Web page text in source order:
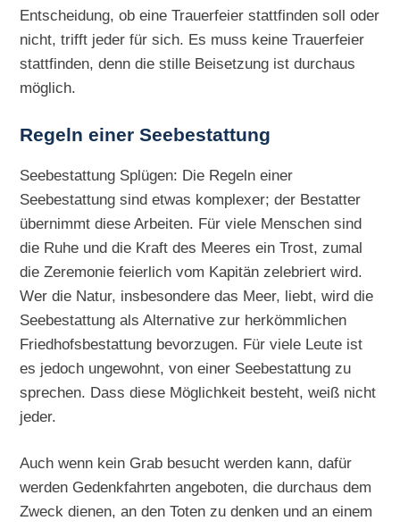
Entscheidung, ob eine Trauerfeier stattfinden soll oder
nicht, trifft jeder für sich. Es muss keine Trauerfeier
stattfinden, denn die stille Beisetzung ist durchaus
möglich.
Regeln einer Seebestattung
Seebestattung Splügen: Die Regeln einer
Seebestattung sind etwas komplexer; der Bestatter
übernimmt diese Arbeiten. Für viele Menschen sind
die Ruhe und die Kraft des Meeres ein Trost, zumal
die Zeremonie feierlich vom Kapitän zelebriert wird.
Wer die Natur, insbesondere das Meer, liebt, wird die
Seebestattung als Alternative zur herkömmlichen
Friedhofsbestattung bevorzugen. Für viele Leute ist
es jedoch ungewohnt, von einer Seebestattung zu
sprechen. Dass diese Möglichkeit besteht, weiß nicht
jeder.
Auch wenn kein Grab besucht werden kann, dafür
werden Gedenkfahrten angeboten, die durchaus dem
Zweck dienen, an den Toten zu denken und an einem